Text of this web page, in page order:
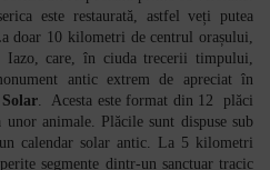
este restaurată, astfel veți putea
doar 10 kilometri de centrul orașului,
Iazo, care, în ciuda trecerii timpului,
antic extrem de apreciat în
. Acesta este format din 12 plăci
animale. Plăcile sunt dispuse sub
calendar solar antic. La 5 kilometri
segmente dintr-un sanctuar tracic